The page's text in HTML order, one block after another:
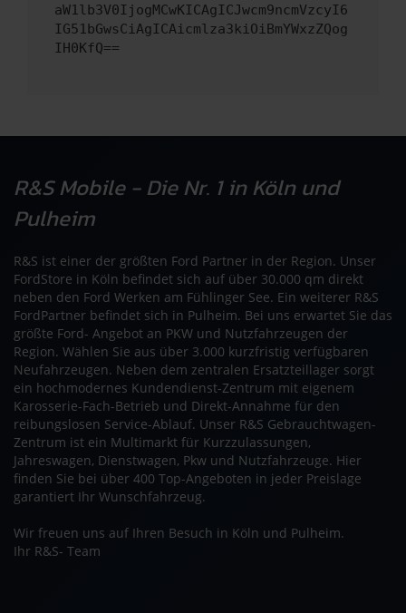
aW1lb3V0IjogMCwKICAgICJwcm9ncmVzcyI6
IG51bGwsCiAgICAicmlza3kiOiBmYWxzZQog
IH0KfQ==
R&S Mobile - Die Nr. 1 in Köln und
Pulheim
R&S ist einer der größten Ford Partner in der Region. Unser
FordStore in Köln befindet sich auf über 30.000 qm direkt
neben den Ford Werken am Fühlinger See. Ein weiterer R&S
FordPartner befindet sich in Pulheim. Bei uns erwartet Sie das
größte Ford- Angebot an PKW und Nutzfahrzeugen der
Region. Wählen Sie aus über 3.000 kurzfristig verfügbaren
Neufahrzeugen. Neben dem zentralen Ersatzteillager sorgt
ein hochmodernes Kundendienst-Zentrum mit eigenem
Karosserie-Fach-Betrieb und Direkt-Annahme für den
reibungslosen Service-Ablauf. Unser R&S Gebrauchtwagen-
Zentrum ist ein Multimarkt für Kurzzulassungen,
Jahreswagen, Dienstwagen, Pkw und Nutzfahrzeuge. Hier
finden Sie bei über 400 Top-Angeboten in jeder Preislage
garantiert Ihr Wunschfahrzeug.
Wir freuen uns auf Ihren Besuch in Köln und Pulheim.
Ihr R&S- Team